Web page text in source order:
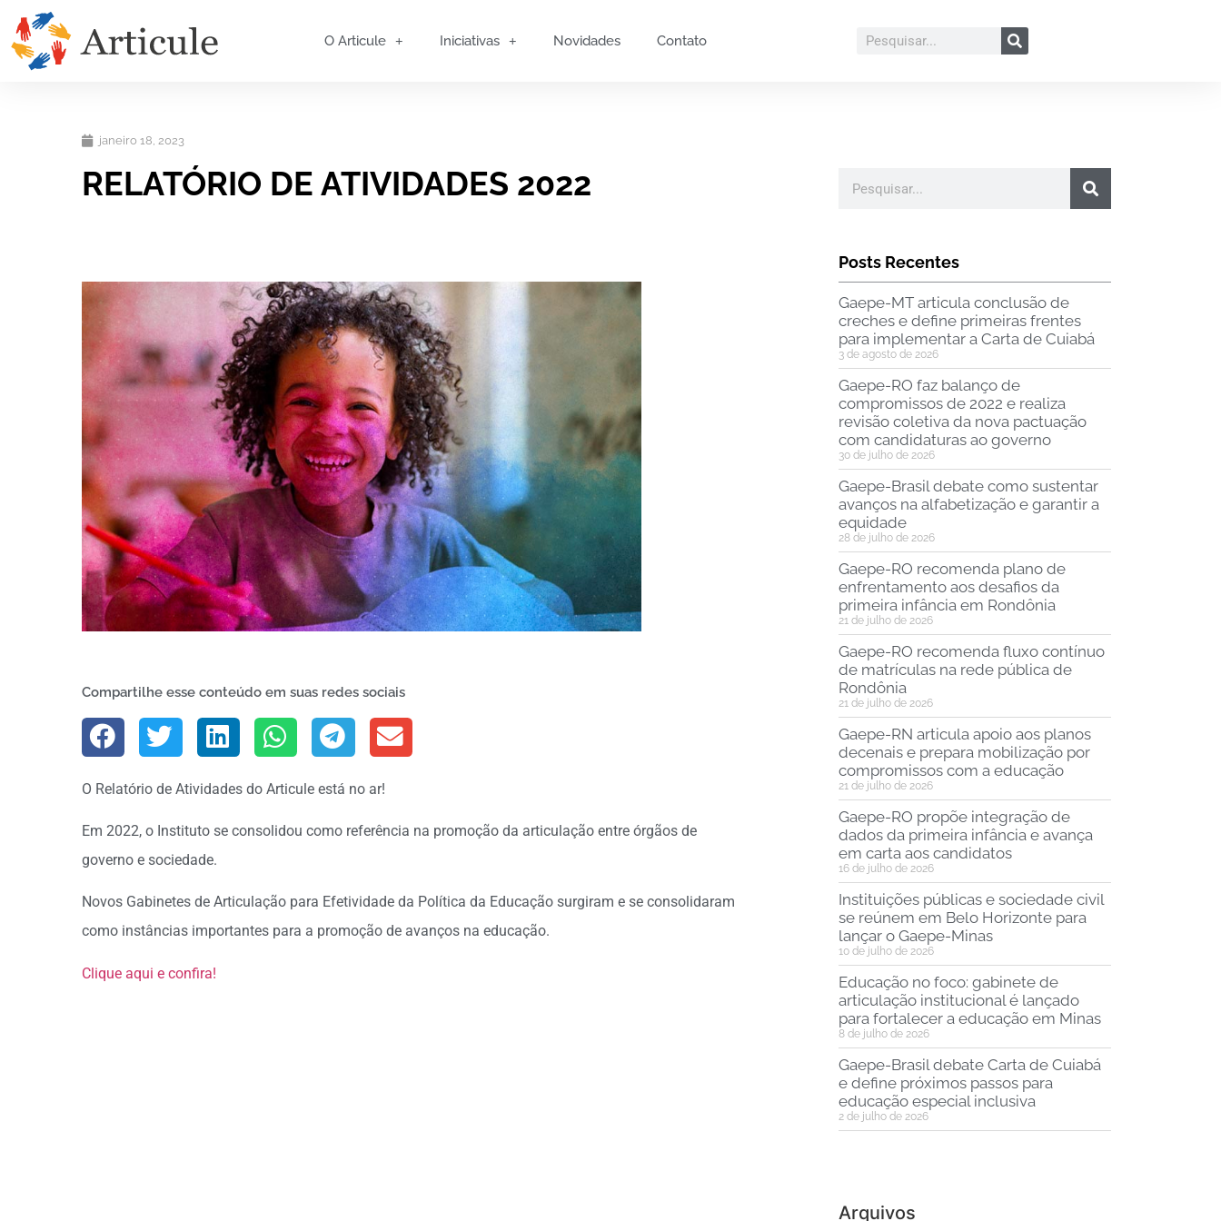
O Articule Iniciativas Novidades Contato
janeiro 18, 2023
RELATÓRIO DE ATIVIDADES 2022
Compartilhe esse conteúdo em suas redes sociais
O Relatório de Atividades do Articule está no ar!
Em 2022, o Instituto se consolidou como referência na promoção da articulação entre órgãos de
governo e sociedade.
Novos Gabinetes de Articulação para Efetividade da Política da Educação surgiram e se consolidaram
como instâncias importantes para a promoção de avanços na educação.
Clique aqui e confira!
Posts Recentes
Gaepe-MT articula conclusão de
creches e define primeiras frentes
para implementar a Carta de Cuiabá
3 de agosto de 2026
Gaepe-RO faz balanço de
compromissos de 2022 e realiza
revisão coletiva da nova pactuação
com candidaturas ao governo
30 de julho de 2026
Gaepe-Brasil debate como sustentar
avanços na alfabetização e garantir a
equidade
28 de julho de 2026
Gaepe-RO recomenda plano de
enfrentamento aos desafios da
primeira infância em Rondônia
21 de julho de 2026
Gaepe-RO recomenda fluxo contínuo
de matrículas na rede pública de
Rondônia
21 de julho de 2026
Gaepe-RN articula apoio aos planos
decenais e prepara mobilização por
compromissos com a educação
21 de julho de 2026
Gaepe-RO propõe integração de
dados da primeira infância e avança
em carta aos candidatos
16 de julho de 2026
Instituições públicas e sociedade civil
se reúnem em Belo Horizonte para
lançar o Gaepe-Minas
10 de julho de 2026
Educação no foco: gabinete de
articulação institucional é lançado
para fortalecer a educação em Minas
8 de julho de 2026
Gaepe-Brasil debate Carta de Cuiabá
e define próximos passos para
educação especial inclusiva
2 de julho de 2026
Arquivos